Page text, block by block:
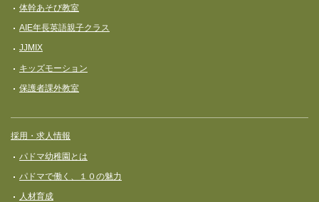
体幹あそび教室
AIE年長英語親子クラス
JJMIX
キッズモーション
保護者課外教室
採用・求人情報
パドマ幼稚園とは
パドマで働く、１０の魅力
人材育成